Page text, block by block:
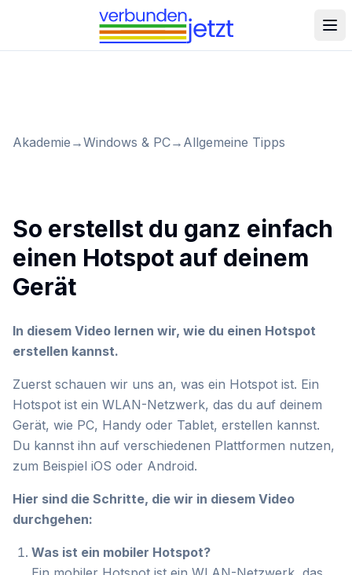
Akademie →Windows & PC→ Allgemeine Tipps
So erstellst du ganz einfach
einen Hotspot auf deinem
Gerät
In diesem Video lernen wir, wie du einen Hotspot
erstellen kannst.
Zuerst schauen wir uns an, was ein Hotspot ist. Ein
Hotspot ist ein WLAN-Netzwerk, das du auf deinem
Gerät, wie PC, Handy oder Tablet, erstellen kannst.
Du kannst ihn auf verschiedenen Plattformen nutzen,
zum Beispiel iOS oder Android.
Hier sind die Schritte, die wir in diesem Video
durchgehen:
Was ist ein mobiler Hotspot?